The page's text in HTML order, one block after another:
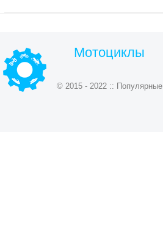
Мотоциклы
© 2015 - 2022 ::